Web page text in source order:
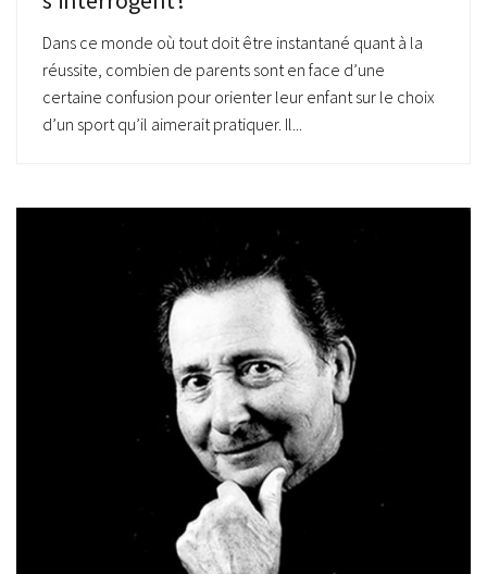
Dans ce monde où tout doit être instantané quant à la
réussite, combien de parents sont en face d’une
certaine confusion pour orienter leur enfant sur le choix
d’un sport qu’il aimerait pratiquer. Il...